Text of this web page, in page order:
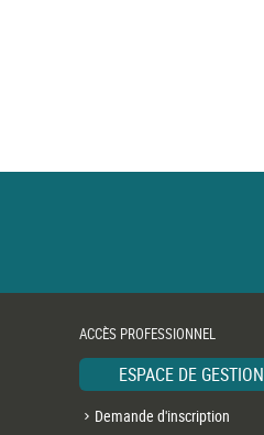
ACCÈS PROFESSIONNEL
ESPACE DE GESTION
Demande d'inscription